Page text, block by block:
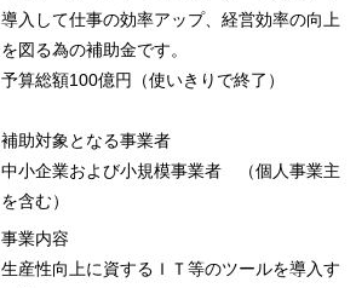
導入して仕事の効率アップ、経営効率の向上
を図る為の補助金です。
予算総額100億円（使いきりで終了）
補助対象となる事業者
中小企業および小規模事業者 （個人事業主
を含む）
事業内容
生産性向上に資するＩＴ等のツールを導入す